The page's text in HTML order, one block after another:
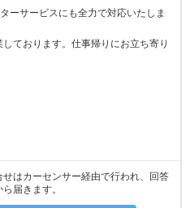
ーサービスにも全力で対応いたしま
ております。仕事帰りにお立ち寄り
せはカーセンサー経由で行われ、回答
届きます。